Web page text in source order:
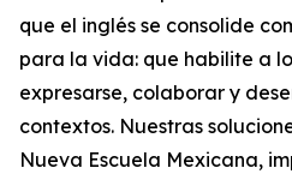
que el inglés se consolide
para la vida: que habilite a
expresarse, colaborar y
contextos. Nuestras
Nueva Escuela Mexicana,